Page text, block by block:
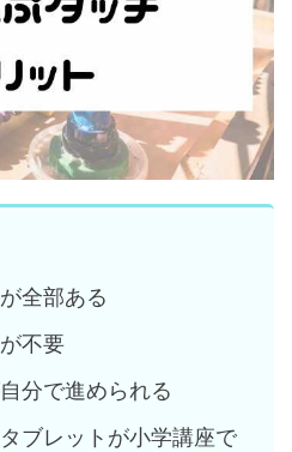
全部ある
不要
分で進められる
ブレットが小学講座で